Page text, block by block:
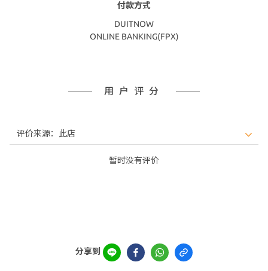
付款方式
DUITNOW
ONLINE BANKING(FPX)
用户评分
暂时没有评价
分享到